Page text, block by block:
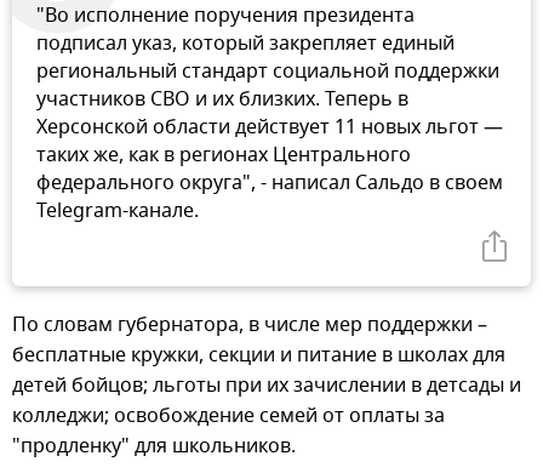
"Во исполнение поручения президента
подписал указ, который закрепляет единый
региональный стандарт социальной поддержки
участников СВО и их близких. Теперь в
Херсонской области действует 11 новых льгот —
таких же, как в регионах Центрального
федерального округа", - написал Сальдо в своем
Telegram-канале.
По словам губернатора, в числе мер поддержки –
бесплатные кружки, секции и питание в школах для
детей бойцов; льготы при их зачислении в детсады и
колледжи; освобождение семей от оплаты за
"продленку" для школьников.